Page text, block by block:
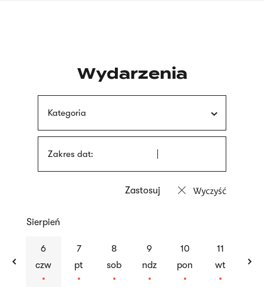
Wydarzenia
Kategoria
Zakres dat:
Wyczyść
previous
Sierpień
6
czw
7
pt
8
sob
9
ndz
10
pon
11
wt